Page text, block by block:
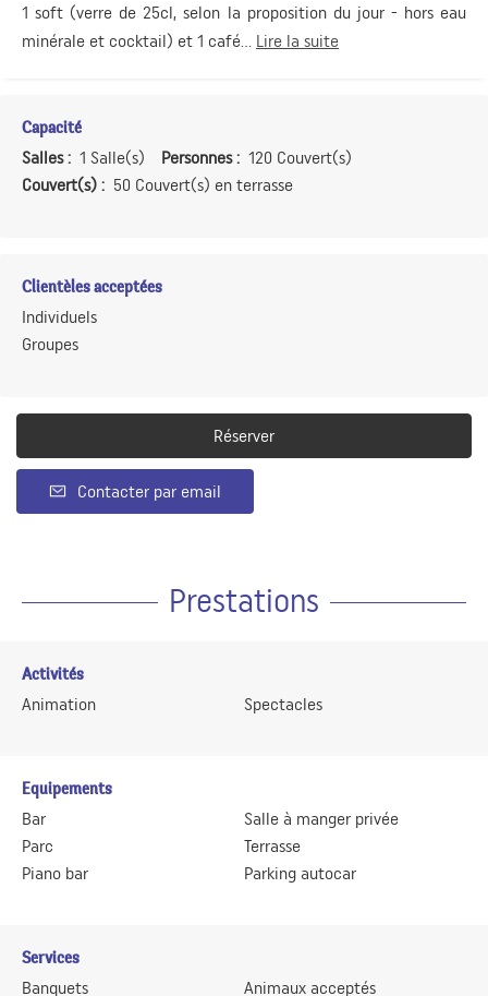
1 soft (verre de 25cl, selon la proposition du jour - hors eau
minérale et cocktail) et 1 café... Lire la suite
Capacité
Salles : 1 Salle(s) Personnes : 120 Couvert(s)
Couvert(s) : 50 Couvert(s) en terrasse
Clientèles acceptées
Individuels
Groupes
Réserver
Contacter par email
Prestations
Activités
Animation Spectacles
Equipements
Bar
Parc
Piano bar
Salle à manger privée
Terrasse
Parking autocar
Services
Banquets Animaux acceptés